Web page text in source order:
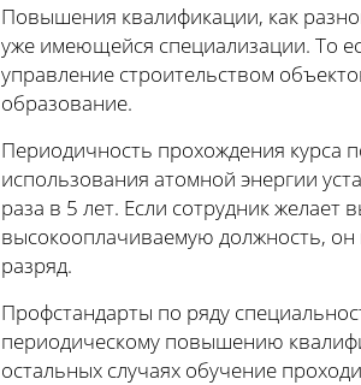
Повышения квалификации, как
уже имеющейся специализации. То
управление строительством
образование.
Периодичность прохождения курса
использования атомной энергии
раза в 5 лет. Если сотрудник
высокооплачиваемую должность,
разряд.
Профстандарты по ряду
периодическому повышению
остальных случаях обучение